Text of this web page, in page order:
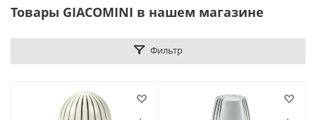
Товары GIACOMINI в нашем магазине
Фильтр